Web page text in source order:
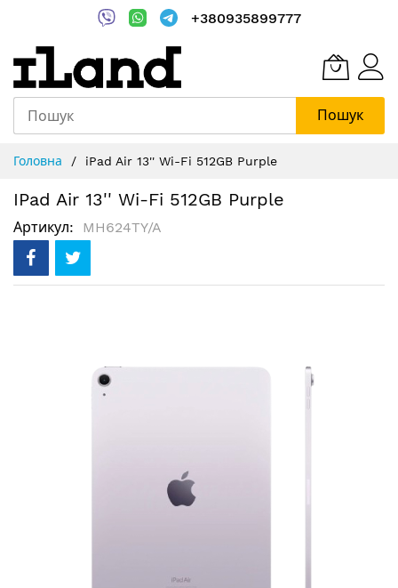
+380935899777
Пошук
Content
Головна iPad Air 13'' Wi-Fi 512GB Purple
IPad Air 13'' Wi-Fi 512GB Purple
Артикул MH624TY/A